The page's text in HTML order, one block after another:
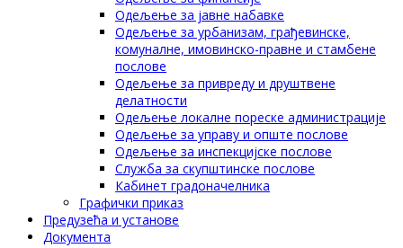
Одељење за јавне набавке
Одељење за урбанизам, грађевинске,
комуналне, имовинско-правне и стамбене
послове
Одељење за привреду и друштвене
делатности
Одељење локалне пореске администрације
Одељење за управу и опште послове
Одељење за инспекцијске послове
Служба за скупштинске послове
Кабинет градоначелника
Графички приказ
Предузећа и установе
Документа